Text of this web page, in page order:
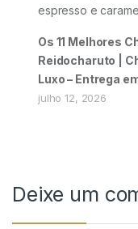
espresso e
Os 11 Melhores
Reidocharuto |
Luxo – Entrega
julho 12, 2026
Deixe um